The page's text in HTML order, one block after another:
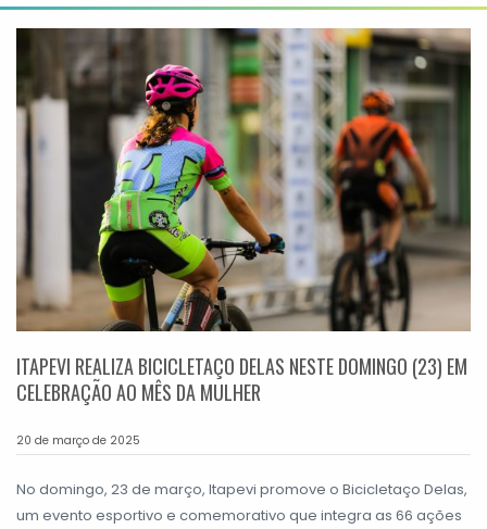
ITAPEVI REALIZA BICICLETAÇO DELAS NESTE DOMINGO (23) EM
CELEBRAÇÃO AO MÊS DA MULHER
20 de março de 2025
No domingo, 23 de março, Itapevi promove o Bicicletaço Delas,
um evento esportivo e comemorativo que integra as 66 ações